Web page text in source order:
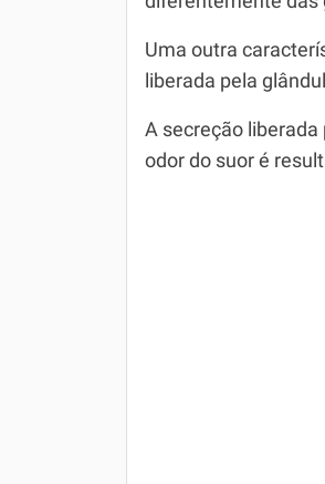
Uma outra
liberada pela
A secreção
odor do suor é